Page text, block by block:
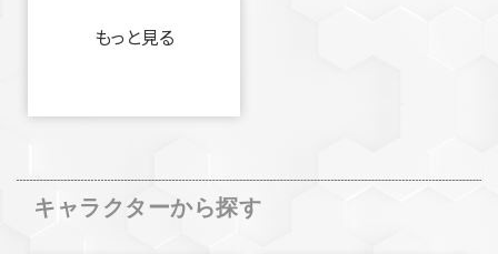
もっと見る
キャラクターから探す